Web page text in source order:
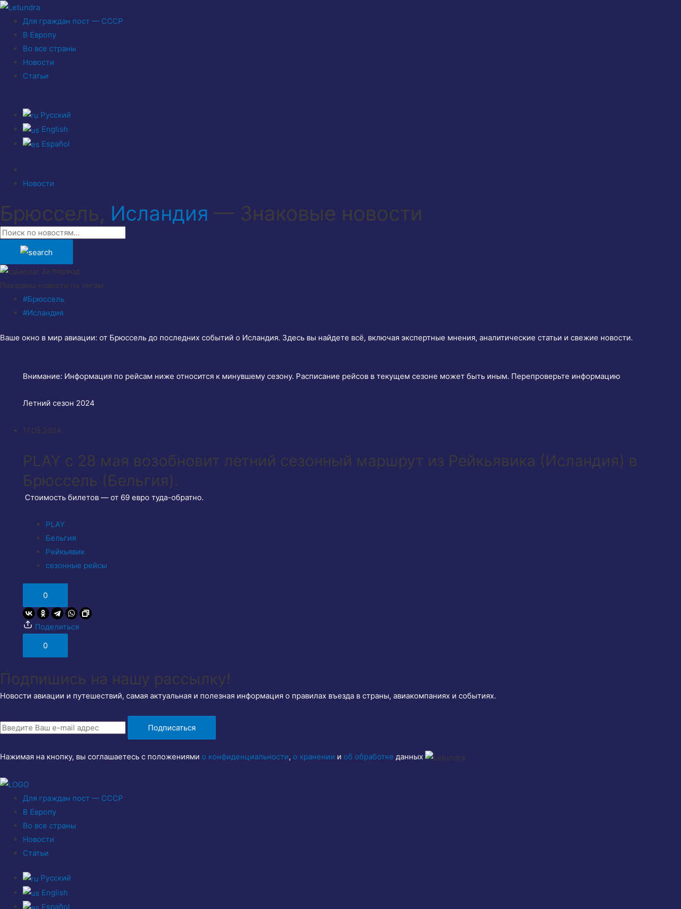
Для граждан пост — СССР
В Европу
Во все страны
Новости
Статьи
Русский
English
Español
Новости
Брюссель, Исландия — Знаковые новости
За период
Показаны новости по тегам:
#Брюссель
#Исландия
Ваше окно в мир авиации: от Брюссель до последних событий о Исландия. Здесь вы найдете всё, включая экспертные мнения, аналитические статьи и свежие новости.
Внимание: Информация по рейсам ниже относится к минувшему сезону. Расписание рейсов в текущем сезоне может быть иным. Перепроверьте информацию
Летний сезон 2024
11.05.2024
PLAY с 28 мая возобновит летний сезонный маршрут из Рейкьявика (Исландия) в
Брюссель (Бельгия).
Стоимость билетов — от 69 евро туда-обратно.
PLAY
Бельгия
Рейкьявик
сезонные рейсы
0
Поделиться
0
Подпишись на нашу рассылку!
Новости авиации и путешествий, самая актуальная и полезная информация о правилах въезда в страны, авиакомпаниях и событиях.
Подписаться
Нажимая на кнопку, вы соглашаетесь с положениями о конфиденциальности, о хранении и об обработке данных
Для граждан пост — СССР
В Европу
Во все страны
Новости
Статьи
Русский
English
Español